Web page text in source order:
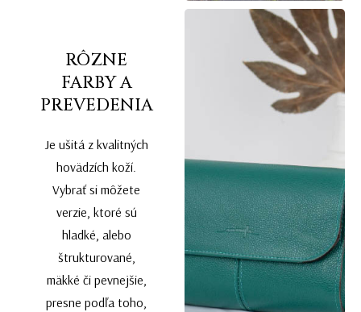
RÔZNE
FARBY A
PREVEDENIA
Je ušitá z kvalitných
hovädzích koží.
Vybrať si môžete
verzie, ktoré sú
hladké, alebo
štrukturované,
mäkké či pevnejšie,
presne podľa toho,